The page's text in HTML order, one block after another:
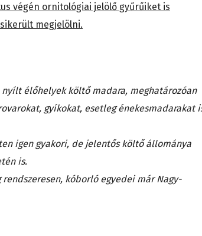
végén ornitológiai jelölő gyűrűiket is
megjelölni.
élőhelyek költő madara, meghatározóan
gyíkokat, esetleg énekesmadarakat
igen gyakori, de jelentős költő állománya
is.
kóborló egyedei már Nagy-